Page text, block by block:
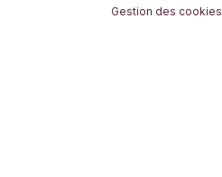
Gestion des cookies